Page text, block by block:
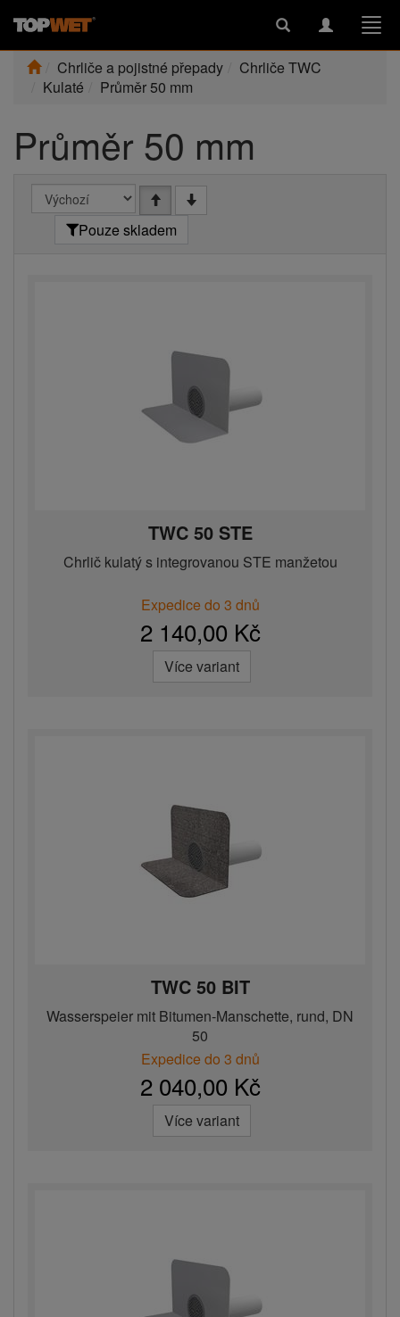
Toggle
Toggle
Chrliče a pojistné přepady
Chrliče TWC
Kulaté
Průměr 50 mm
Průměr 50 mm
Pouze skladem
TWC 50 STE
Chrlič kulatý s integrovanou STE manžetou
Expedice do 3 dnů
2 140,00 Kč
Více variant
TWC 50 BIT
Wasserspeier mit Bitumen-Manschette, rund, DN
50
Expedice do 3 dnů
2 040,00 Kč
Více variant